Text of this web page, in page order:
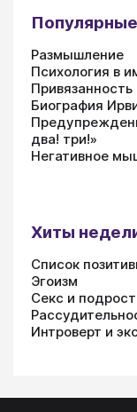
Размышление
Психология в
Биография
два! три!»
Негативное
Хиты
Список
Эгоизм
Секс и
Интроверт и